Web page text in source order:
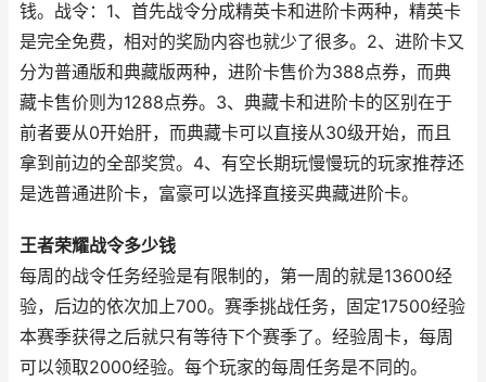
钱。战令：1、首先战令分成精英卡和进阶卡两种，精英卡
是完全免费，相对的奖励内容也就少了很多。2、进阶卡又
分为普通版和典藏版两种，进阶卡售价为388点券，而典
藏卡售价则为1288点券。3、典藏卡和进阶卡的区别在于
前者要从0开始肝，而典藏卡可以直接从30级开始，而且
拿到前边的全部奖赏。4、有空长期玩慢慢玩的玩家推荐还
是选普通进阶卡，富豪可以选择直接买典藏进阶卡。
王者荣耀战令多少钱
每周的战令任务经验是有限制的，第一周的就是13600经
验，后边的依次加上700。赛季挑战任务，固定17500经验
本赛季获得之后就只有等待下个赛季了。经验周卡，每周
可以领取2000经验。每个玩家的每周任务是不同的。